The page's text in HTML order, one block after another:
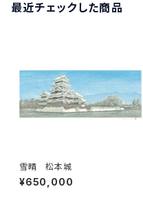
最近チェックした商品
雪晴 松本城
¥650,000